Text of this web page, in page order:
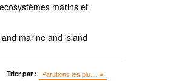
marins et
marine and island
Trier par : Parutions les plu…